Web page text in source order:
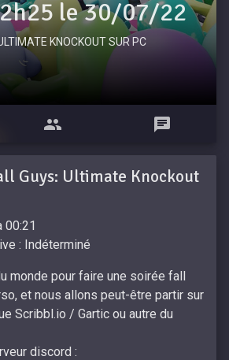
le 30/07/22
KNOCKOUT SUR PC
Guys: Ultimate Knockout
00:21
: Indéterminé
monde pour faire une soirée fall
et nous allons peut-être partir sur
Scribbl.io / Gartic ou autre du
discord :